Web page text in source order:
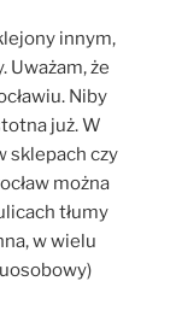
innym,
Uważam, że
Niby
już. W
sklepach czy
można
tłumy
w wielu